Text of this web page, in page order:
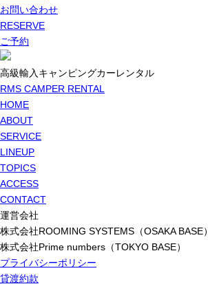
お問い合わせ
RESERVE
ご予約
高級輸入キャンピングカーレンタル
RMS CAMPER RENTAL
HOME
ABOUT
SERVICE
LINEUP
TOPICS
ACCESS
CONTACT
運営会社
株式会社ROOMING SYSTEMS（OSAKA BASE）
株式会社Prime numbers（TOKYO BASE）
プライバシーポリシー
貸渡約款